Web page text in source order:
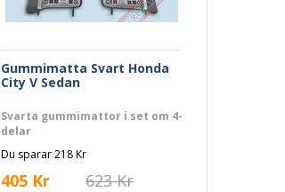
Gummimatta Svart Honda
City V Sedan
Svarta gummimattor i set om 4-
delar
Du sparar 218 Kr
405 Kr 623 Kr